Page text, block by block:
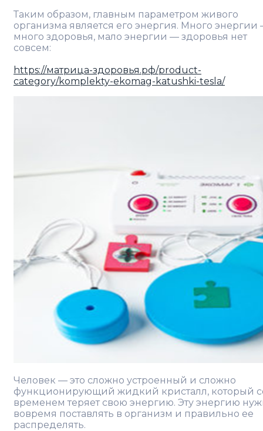
Таким образом, главным параметром живого
организма является его энергия. Много энергии
много здоровья, мало энергии — здоровья нет
совсем:
https://матрица-здоровья.рф/product-
category/komplekty-ekomag-katushki-tesla/
Человек — это сложно устроенный и сложно
функционирующий жидкий кристалл, который
временем теряет свою энергию. Эту энергию
вовремя поставлять в организм и правильно ее
распределять.